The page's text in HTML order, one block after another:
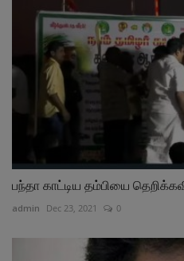
பந்தா காட்டிய தம்பியை
admin Dec 23, 2021 0